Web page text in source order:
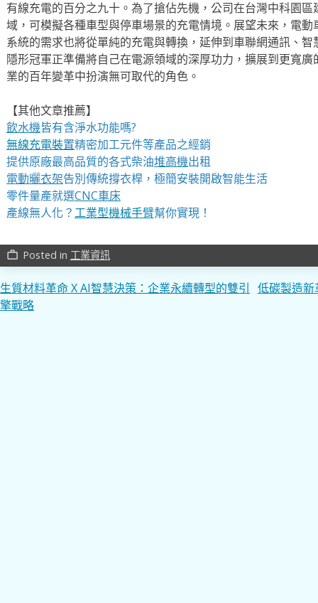
有線充電的百分之九十。為了搶佔先機，公司在台灣中科園
域，可模擬各種車型與停車場景的充電情境。展望未來，電
系統的需求也將從單純的充電與轉換，延伸到車聯網通訊、
隱形冠軍正準備將自己在電源領域的深厚功力，擴展到更寬
業的百年變革中扮演無可取代的角色。
【其他文章推薦】
飲水機皆有含淨水功能嗎?
無線充電裝置精密加工元件等產品之經銷
提供原廠最高品質的各式柴油堆高機出租
電動曬衣架告別傳統撐衣桿，極簡安裝開啟智能生活
零件量產就選CNC車床
產線無人化？工業型機械手臂幫你實現！
work_outline Posted in 工業資訊
文
章
生質材料革命 X AI智慧決策：企業永續轉型的雙引
擎戰略
低碳製造